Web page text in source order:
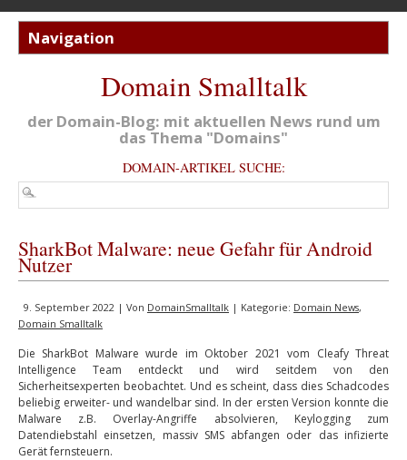
Domain Smalltalk
der Domain-Blog: mit aktuellen News rund um
das Thema "Domains"
DOMAIN-ARTIKEL SUCHE:
SharkBot Malware: neue Gefahr für Android
Nutzer
9. September 2022 | Von DomainSmalltalk | Kategorie: Domain News,
Domain Smalltalk
Die SharkBot Malware wurde im Oktober 2021 vom Cleafy Threat
Intelligence Team entdeckt und wird seitdem von den
Sicherheitsexperten beobachtet. Und es scheint, dass dies Schadcodes
beliebig erweiter- und wandelbar sind. In der ersten Version konnte die
Malware z.B. Overlay-Angriffe absolvieren, Keylogging zum
Datendiebstahl einsetzen, massiv SMS abfangen oder das infizierte
Gerät fernsteuern.